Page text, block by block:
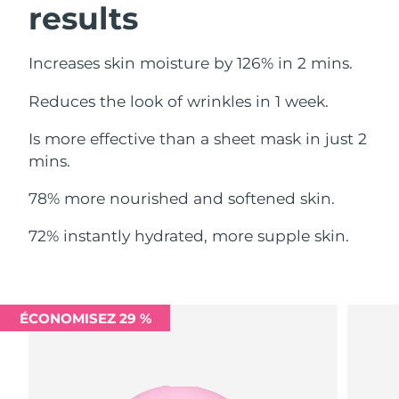
results
Increases skin moisture by 126% in 2 mins.
Reduces the look of wrinkles in 1 week.
Is more effective than a sheet mask in just 2
mins.
78% more nourished and softened skin.
72% instantly hydrated, more supple skin.
ÉCONOMISEZ 29 %
Porto Rico
Qatar Livraison estimée 8/10/26
La Réunion Livraison estimée 8/14/26
Russie